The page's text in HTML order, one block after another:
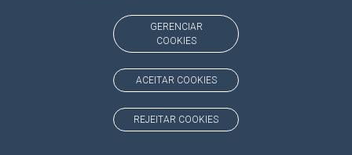
GERENCIAR
COOKIES
ACEITAR COOKIES
REJEITAR COOKIES
CONS. JERSON DOMINGOS
TC/6339/2017
LICITAÇÃO E CONTRATO OBRAS / SERVIÇOS
DE ENGENHARIA E MEIO AMBIENTE 2017
1798546